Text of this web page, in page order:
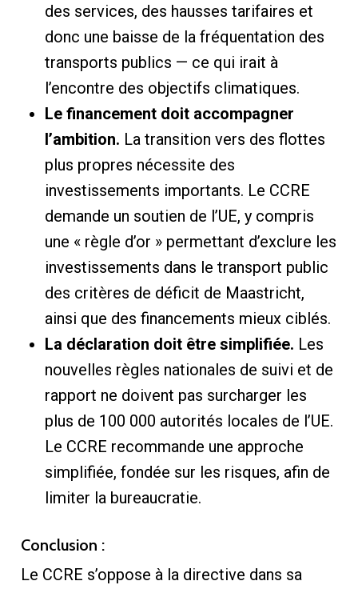
des services, des hausses tarifaires et
donc une baisse de la fréquentation des
transports publics — ce qui irait à
l’encontre des objectifs climatiques.
Le financement doit accompagner
l’ambition. La transition vers des flottes
plus propres nécessite des
investissements importants. Le CCRE
demande un soutien de l’UE, y compris
une « règle d’or » permettant d’exclure les
investissements dans le transport public
des critères de déficit de Maastricht,
ainsi que des financements mieux ciblés.
La déclaration doit être simplifiée. Les
nouvelles règles nationales de suivi et de
rapport ne doivent pas surcharger les
plus de 100 000 autorités locales de l’UE.
Le CCRE recommande une approche
simplifiée, fondée sur les risques, afin de
limiter la bureaucratie.
Conclusion :
Le CCRE s’oppose à la directive dans sa